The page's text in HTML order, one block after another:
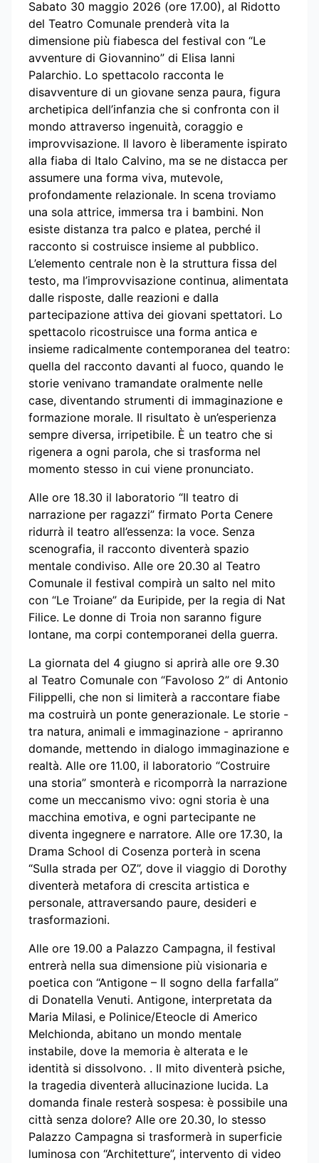
Sabato 30 maggio 2026 (ore 17.00), al Ridotto
del Teatro Comunale prenderà vita la
dimensione più fiabesca del festival con “Le
avventure di Giovannino” di Elisa Ianni
Palarchio. Lo spettacolo racconta le
disavventure di un giovane senza paura, figura
archetipica dell’infanzia che si confronta con il
mondo attraverso ingenuità, coraggio e
improvvisazione. Il lavoro è liberamente ispirato
alla fiaba di Italo Calvino, ma se ne distacca per
assumere una forma viva, mutevole,
profondamente relazionale. In scena troviamo
una sola attrice, immersa tra i bambini. Non
esiste distanza tra palco e platea, perché il
racconto si costruisce insieme al pubblico.
L’elemento centrale non è la struttura fissa del
testo, ma l’improvvisazione continua, alimentata
dalle risposte, dalle reazioni e dalla
partecipazione attiva dei giovani spettatori. Lo
spettacolo ricostruisce una forma antica e
insieme radicalmente contemporanea del teatro:
quella del racconto davanti al fuoco, quando le
storie venivano tramandate oralmente nelle
case, diventando strumenti di immaginazione e
formazione morale. Il risultato è un’esperienza
sempre diversa, irripetibile. È un teatro che si
rigenera a ogni parola, che si trasforma nel
momento stesso in cui viene pronunciato.
Alle ore 18.30 il laboratorio “Il teatro di
narrazione per ragazzi” firmato Porta Cenere
ridurrà il teatro all’essenza: la voce. Senza
scenografia, il racconto diventerà spazio
mentale condiviso. Alle ore 20.30 al Teatro
Comunale il festival compirà un salto nel mito
con “Le Troiane” da Euripide, per la regia di Nat
Filice. Le donne di Troia non saranno figure
lontane, ma corpi contemporanei della guerra.
La giornata del 4 giugno si aprirà alle ore 9.30
al Teatro Comunale con “Favoloso 2” di Antonio
Filippelli, che non si limiterà a raccontare fiabe
ma costruirà un ponte generazionale. Le storie -
tra natura, animali e immaginazione - apriranno
domande, mettendo in dialogo immaginazione e
realtà. Alle ore 11.00, il laboratorio “Costruire
una storia” smonterà e ricomporrà la narrazione
come un meccanismo vivo: ogni storia è una
macchina emotiva, e ogni partecipante ne
diventa ingegnere e narratore. Alle ore 17.30, la
Drama School di Cosenza porterà in scena
“Sulla strada per OZ”, dove il viaggio di Dorothy
diventerà metafora di crescita artistica e
personale, attraversando paure, desideri e
trasformazioni.
Alle ore 19.00 a Palazzo Campagna, il festival
entrerà nella sua dimensione più visionaria e
poetica con “Antigone – Il sogno della farfalla”
di Donatella Venuti. Antigone, interpretata da
Maria Milasi, e Polinice/Eteocle di Americo
Melchionda, abitano un mondo mentale
instabile, dove la memoria è alterata e le
identità si dissolvono. . Il mito diventerà psiche,
la tragedia diventerà allucinazione lucida. La
domanda finale resterà sospesa: è possibile una
città senza dolore? Alle ore 20.30, lo stesso
Palazzo Campagna si trasformerà in superficie
luminosa con “Architetture”, intervento di video